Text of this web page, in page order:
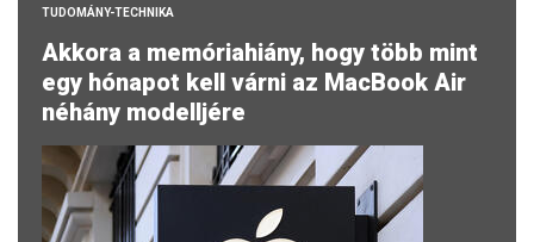
TUDOMÁNY-TECHNIKA
Akkora a memóriahiány, hogy több mint
egy hónapot kell várni az MacBook Air
néhány modelljére